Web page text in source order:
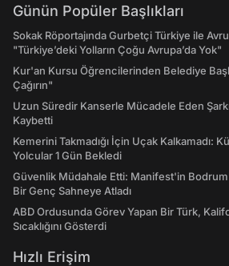
Günün Popüler Başlıkları
Sokak Röportajında Gurbetçi Türkiye ile
"Türkiye’deki Yolların Çoğu Avrupa’da Yok"
Kur'an Kursu Öğrencilerinden Belediye
Çağırın"
Uzun Süredir Kanserle Mücadele Eden
Kaybetti
Kemerini Takmadığı İçin Uçak Kalkamadı:
Yolcular 1 Gün Bekledi
Güvenlik Müdahale Etti: Manifest'in
Bir Genç Sahneye Atladı
ABD Ordusunda Görev Yapan Bir Türk,
Sıcaklığını Gösterdi
Hızlı Erişim